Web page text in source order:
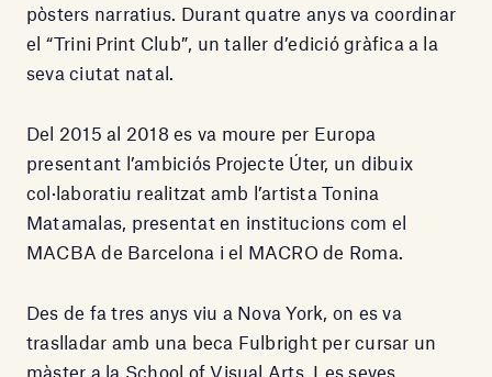
pòsters narratius. Durant quatre anys va coordinar
el “Trini Print Club”, un taller d’edició gràfica a la
seva ciutat natal.
Del 2015 al 2018 es va moure per Europa
presentant l’ambiciós Projecte Úter, un dibuix
col·laboratiu realitzat amb l’artista Tonina
Matamalas, presentat en institucions com el
MACBA de Barcelona i el MACRO de Roma.
Des de fa tres anys viu a Nova York, on es va
traslladar amb una beca Fulbright per cursar un
màster a la School of Visual Arts. Les seves